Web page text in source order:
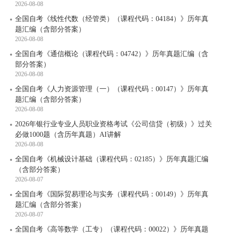
2026-08-08
全国自考《线性代数（经管类）（课程代码：04184）》历年真
题汇编（含部分答案）
2026-08-08
全国自考《通信概论（课程代码：04742）》历年真题汇编（含
部分答案）
2026-08-08
全国自考《人力资源管理（一）（课程代码：00147）》历年真
题汇编（含部分答案）
2026-08-08
2026年银行业专业人员职业资格考试《公司信贷（初级）》过关
必做1000题（含历年真题）AI讲解
2026-08-08
全国自考《机械设计基础（课程代码：02185）》历年真题汇编
（含部分答案）
2026-08-07
全国自考《国际贸易理论与实务（课程代码：00149）》历年真
题汇编（含部分答案）
2026-08-07
全国自考《高等数学（工专）（课程代码：00022）》历年真题